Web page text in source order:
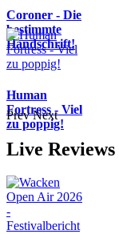
Coroner - Die
bestimmte
Handschrift!
Human
Fortress - Viel
zu poppig!
Prev Next
Live Reviews